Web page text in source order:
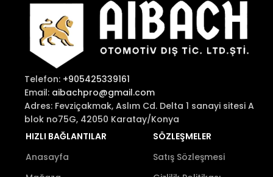
Telefon: +905425339161
Email: aibachpro@gmail.com
Adres: Fevziçakmak, Aslım Cd. Delta 1 sanayi sitesi A
blok no75G, 42050 Karatay/Konya
HIZLI BAĞLANTILAR
Anasayfa
SÖZLEŞMELER
Satış Sözleşmesi